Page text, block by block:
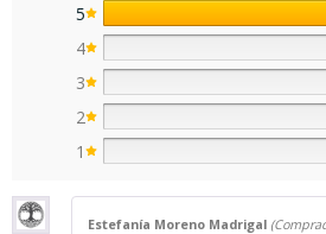
5
4
3
2
1
Estefanía Moreno Madrigal